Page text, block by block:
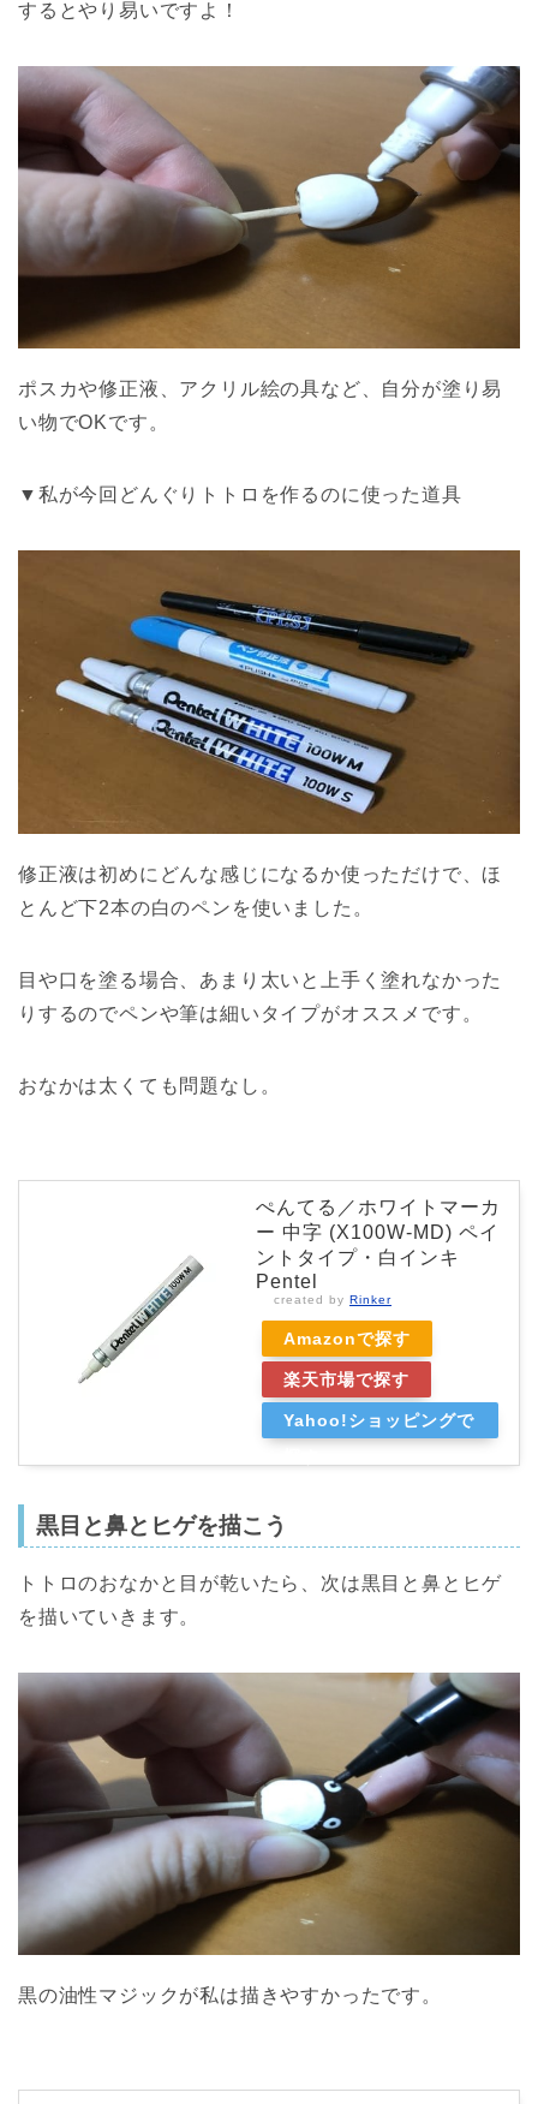
するとやり易いですよ！
ポスカや修正液、アクリル絵の具など、自分が塗り易
い物でOKです。
▼私が今回どんぐりトトロを作るのに使った道具
修正液は初めにどんな感じになるか使っただけで、ほ
とんど下2本の白のペンを使いました。
目や口を塗る場合、あまり太いと上手く塗れなかった
りするのでペンや筆は細いタイプがオススメです。
おなかは太くても問題なし。
ぺんてる／ホワイトマーカ
ー 中字 (X100W-MD) ペイ
ントタイプ・白インキ
Pentel
created by Rinker
Amazonで探す
楽天市場で探す
Yahoo!ショッピングで
黒目と鼻とヒゲを描こう
トトロのおなかと目が乾いたら、次は黒目と鼻とヒゲ
を描いていきます。
黒の油性マジックが私は描きやすかったです。